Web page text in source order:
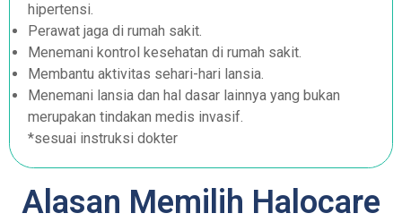
hipertensi.
Perawat jaga di rumah sakit.
Menemani kontrol kesehatan di rumah sakit.
Membantu aktivitas sehari-hari lansia.
Menemani lansia dan hal dasar lainnya yang bukan
merupakan tindakan medis invasif.
*sesuai instruksi dokter
Alasan Memilih Halocare